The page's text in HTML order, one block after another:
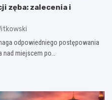
zęba: zalecenia i
odpowiedniego postępowania
miejscem po…